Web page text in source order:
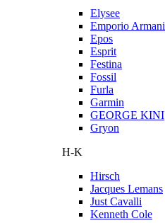
Elysee
Emporio Armani
Epos
Esprit
Festina
Fossil
Furla
Garmin
GEORGE KINI
Gryon
H-K
Hirsch
Jacques Lemans
Just Cavalli
Kenneth Cole